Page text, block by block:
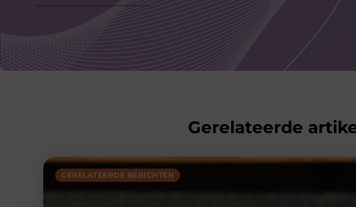
Gerelateerde
GERELATEERDE BERICHTEN